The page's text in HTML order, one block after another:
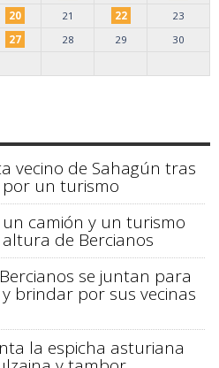
20 21 22
23
27 28 29
30
vecino de Sahagún tras
un turismo
camión y un turismo
de Bercianos
se juntan para
brindar por sus vecinas
la espicha asturiana